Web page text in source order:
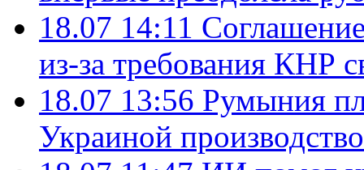
18.07 14:11
из-за требования КНР
18.07 13:56 Румыния
Украиной